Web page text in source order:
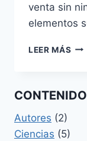
venta sin
elementos
LEER MÁS
DE
Autores (2)
Ciencias (5)